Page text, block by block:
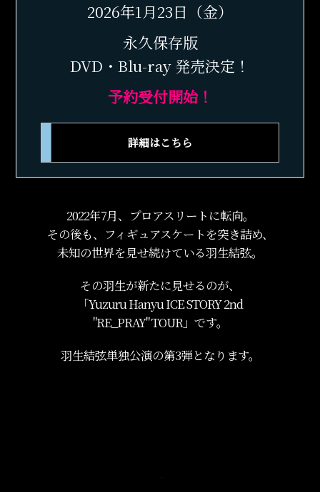
2026年1月23日（金）
永久保存版
DVD・Blu-ray 発売決定！
予約受付開始！
詳細はこちら
2022年7月、プロアスリートに転向。
その後も、フィギュアスケートを突き詰め、
未知の世界を見せ続けている羽生結弦。
その羽生が新たに見せるのが、
「Yuzuru Hanyu ICE STORY 2nd
"RE_PRAY" TOUR」です。
羽生結弦単独公演の第3弾となります。